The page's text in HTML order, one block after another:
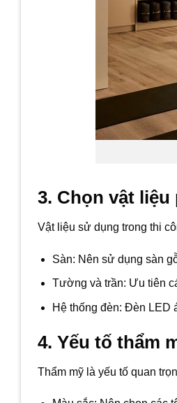
3. Chọn vật
Vật liệu sử dụng trong thi
Sàn: Nên sử dụng sàn
Tường và trần: Ưu tiên
Hệ thống đèn: Đèn LED
4. Yếu tố thẩm
Thẩm mỹ là yếu tố quan